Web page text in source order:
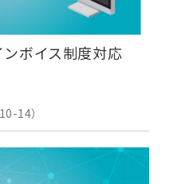
ボイス制度対応
14）